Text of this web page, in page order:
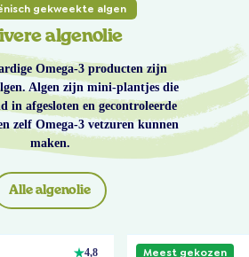
gekweekte algen
algenolie
Omega-3 producten zijn
Algen zijn mini-plantjes die
in afgesloten en gecontroleerde
zelf Omega-3 vetzuren kunnen
maken.
Alle algenolie
4,8 Meest gekozen